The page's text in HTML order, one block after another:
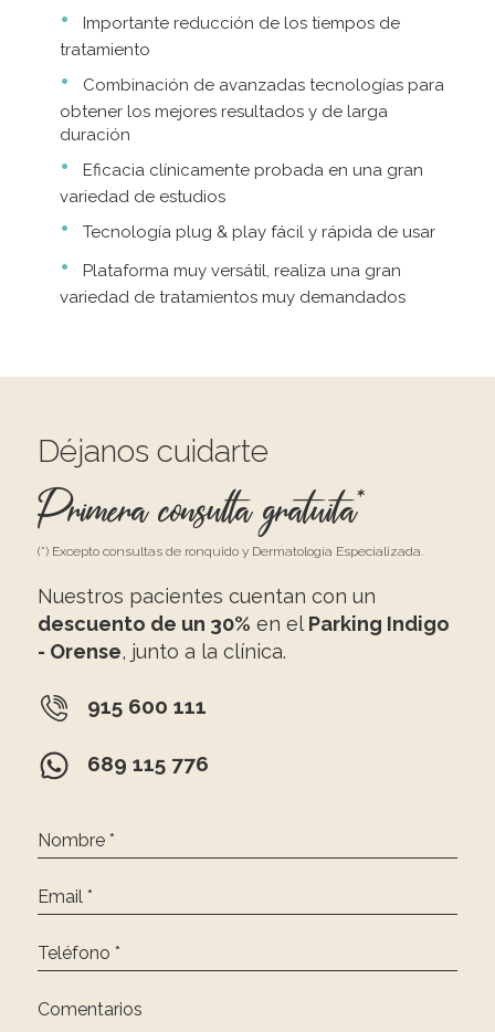
Importante reducción de los tiempos de
tratamiento
Combinación de avanzadas tecnologías para
obtener los mejores resultados y de larga
duración
Eficacia clínicamente probada en una gran
variedad de estudios
Tecnología plug & play fácil y rápida de usar
Plataforma muy versátil, realiza una gran
variedad de tratamientos muy demandados
Déjanos cuidarte
Primera consulta gratuita*
(*) Excepto consultas de ronquido y Dermatología Especializada.
Nuestros pacientes cuentan con un
descuento de un 30% en el Parking Indigo
- Orense, junto a la clínica.
915 600 111
689 115 776
Nombre *
Email *
Teléfono *
Comentarios